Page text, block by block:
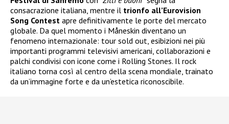
consacrazione italiana, mentre il trionfo all’Eurovision
Song Contest apre definitivamente le porte del mercato
globale. Da quel momento i Måneskin diventano un
fenomeno internazionale: tour sold out, esibizioni nei più
importanti programmi televisivi americani, collaborazioni e
palchi condivisi con icone come i Rolling Stones. Il rock
italiano torna così al centro della scena mondiale, trainato
da un’immagine forte e da un’estetica riconoscibile.